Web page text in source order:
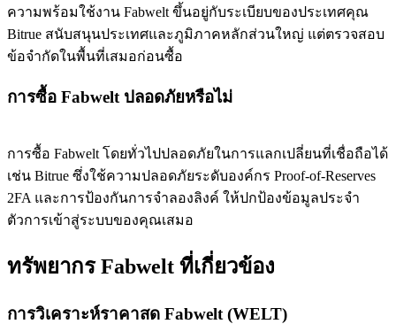
ความพร้อมใช้งาน Fabwelt ขึ้นอยู่กับระเบียบของประเทศคุณ
Bitrue สนับสนุนประเทศและภูมิภาคหลักส่วนใหญ่ แต่ตรวจสอบ
ข้อจำกัดในพื้นที่เสมอก่อนซื้อ
การซื้อ Fabwelt ปลอดภัยหรือไม่
การซื้อ Fabwelt โดยทั่วไปปลอดภัยในการแลกเปลี่ยนที่เชื่อถือได้
เช่น Bitrue ซึ่งใช้ความปลอดภัยระดับองค์กร Proof-of-Reserves
2FA และการป้องกันการจำลองลิงค์ ให้ปกป้องข้อมูลประจำ
ตัวการเข้าสู่ระบบของคุณเสมอ
ทรัพยากร Fabwelt ที่เกี่ยวข้อง
การวิเคราะห์ราคาสด Fabwelt (WELT)